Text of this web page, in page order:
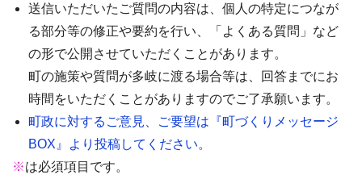
送信いただいたご質問の内容は、個人の特定につなが
る部分等の修正や要約を行い、「よくある質問」など
の形で公開させていただくことがあります。
町の施策や質問が多岐に渡る場合等は、回答までにお
時間をいただくことがありますのでご了承願います。
町政に対するご意見、ご要望は『町づくりメッセージ
BOX』より投稿してください。
※は必須項目です。